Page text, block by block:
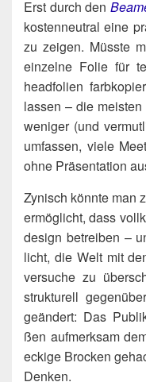
Erst durch den
kos­ten­neu­tral eine
zu zei­gen. Müss­te
ein­zel­ne Folie für
head­fo­li­en
las­sen – die
weni­ger (und
umfas­sen, vie­le
ohne Prä­sen­ta­ti­on
Zynisch könn­te man
ermög­licht, dass
de­sign betrei­ben –
licht, die Welt mit
ver­su­che zu
struk­tu­rell
geän­dert: Das
ßen auf­merk­sam
ecki­ge Bro­cken
Denken.